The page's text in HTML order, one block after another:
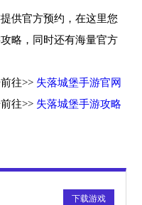
供官方预约，在这里您
略，同时还有海量官方
往>> 失落城堡手游官网
往>> 失落城堡手游攻略
下载游戏